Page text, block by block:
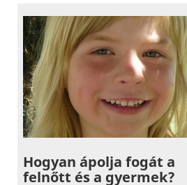
Hogyan ápolja fogát a
felnőtt és a gyermek?